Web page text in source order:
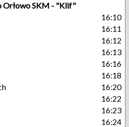
Orłowo SKM - "Klif"
16:10
16:11
16:12
16:13
16:16
16:18
16:20
16:22
16:23
16:24